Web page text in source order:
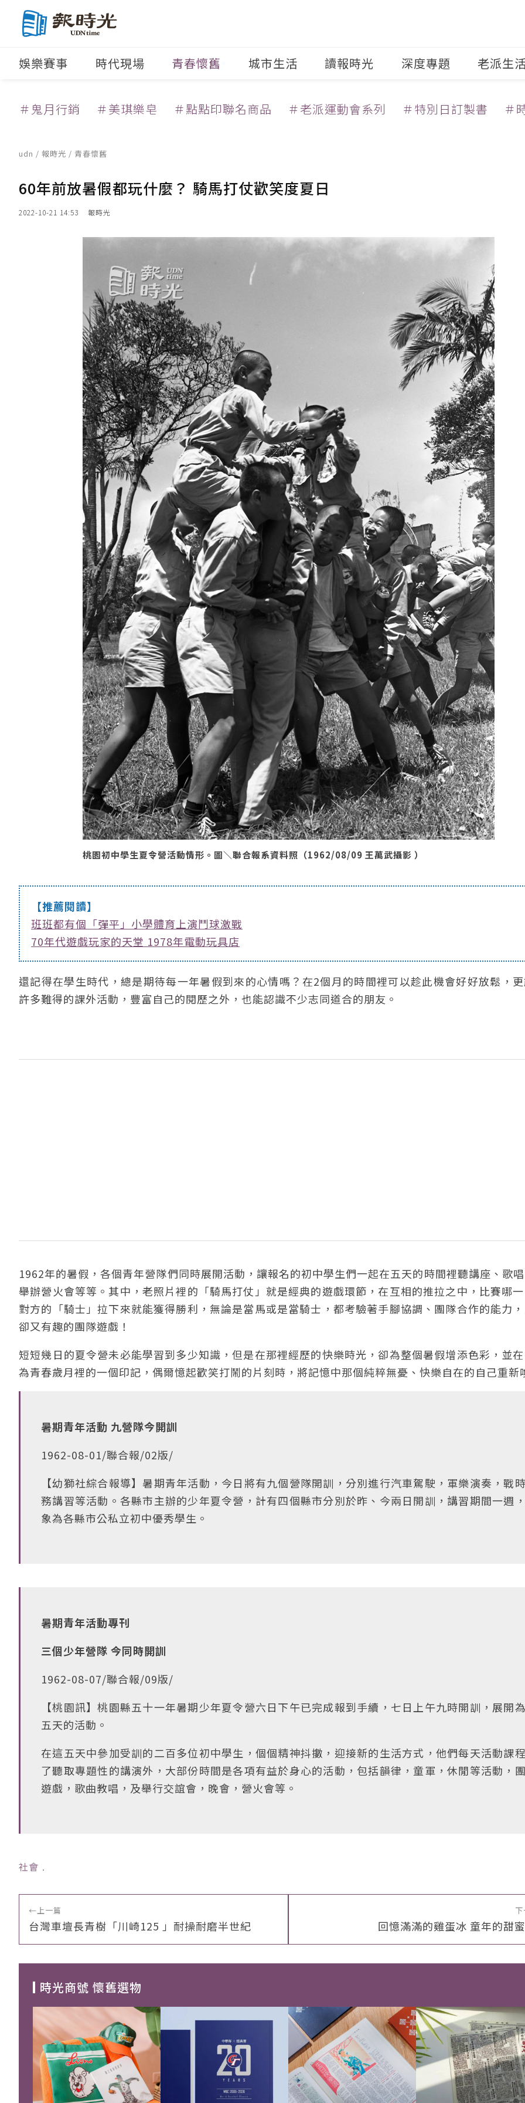
娛樂賽事 時代現場 青春懷舊 城市生活 讀報時光 深度專題 老派生
＃鬼月行銷 ＃美琪樂皂 ＃點點印聯名商品 ＃老派運動會系列 ＃特別日訂製書 ＃
udn / 報時光 / 青春懷舊
60年前放暑假都玩什麼？ 騎馬打仗歡笑度夏日
2022-10-21 14:53 報時光
桃園初中學生夏令營活動情形。圖＼聯合報系資料照（1962/08/09 王萬武攝影 ）
【推薦閱讀】
班班都有個「彈平」小學體育上演鬥球激戰
70年代遊戲玩家的天堂 1978年電動玩具店
還記得在學生時代，總是期待每一年暑假到來的心情嗎？在2個月的時間裡可以趁此機會好好放鬆，
許多難得的課外活動，豐富自己的閱歷之外，也能認識不少志同道合的朋友。
1962年的暑假，各個青年營隊們同時展開活動，讓報名的初中學生們一起在五天的時間裡聽講座、歌
舉辦營火會等等。其中，老照片裡的「騎馬打仗」就是經典的遊戲環節，在互相的推拉之中，比賽哪
對方的「騎士」拉下來就能獲得勝利，無論是當馬或是當騎士，都考驗著手腳協調、團隊合作的能力
卻又有趣的團隊遊戲！
短短幾日的夏令營未必能學習到多少知識，但是在那裡經歷的快樂時光，卻為整個暑假增添色彩，並
為青春歲月裡的一個印記，偶爾憶起歡笑打鬧的片刻時，將記憶中那個純粹無憂、快樂自在的自己重新
暑期青年活動 九營隊今開訓
1962-08-01/聯合報/02版/
【幼獅社綜合報導】暑期青年活動，今日將有九個營隊開訓，分別進行汽車駕駛，軍樂演奏，戰
務講習等活動。各縣市主辦的少年夏令營，計有四個縣市分別於昨、今兩日開訓，講習期間一週
象為各縣市公私立初中優秀學生。
暑期青年活動專刊
三個少年營隊 今同時開訓
1962-08-07/聯合報/09版/
【桃園訊】桃園縣五十一年暑期少年夏令營六日下午已完成報到手續，七日上午九時開訓，展開
五天的活動。
在這五天中參加受訓的二百多位初中學生，個個精神抖擻，迎接新的生活方式，他們每天活動課
了聽取專題性的講演外，大部份時間是各項有益於身心的活動，包括韻律，童軍，休閒等活動，
遊戲，歌曲教唱，及舉行交誼會，晚會，營火會等。
社會 ﹒
←上一篇
台灣車壇長青樹「川崎125 」耐操耐磨半世紀 回憶滿滿的雞蛋冰 童年的甜
時光商號 懷舊選物